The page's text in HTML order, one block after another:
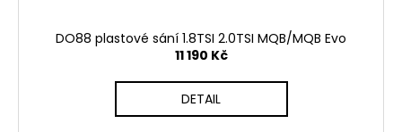
DO88 plastové sání 1.8TSI 2.0TSI MQB/MQB Evo
11 190 Kč
DETAIL